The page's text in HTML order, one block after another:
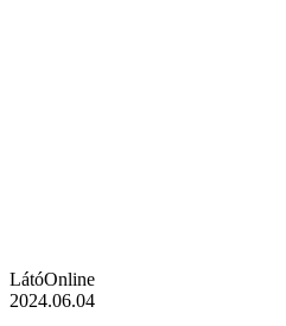
LátóOnline
2024.06.04